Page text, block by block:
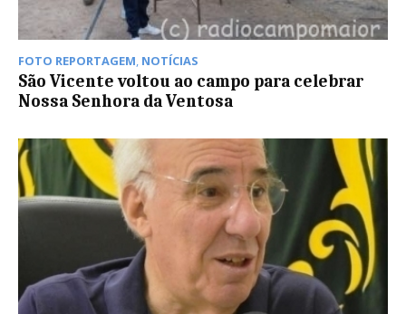
FOTO REPORTAGEM, NOTÍCIAS
São Vicente voltou ao campo para celebrar
Nossa Senhora da Ventosa